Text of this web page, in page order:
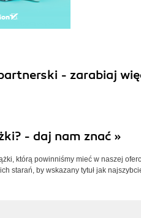
- zarabiaj
- daj nam znać »
którą powinniśmy mieć w naszej
starań, by wskazany tytuł jak